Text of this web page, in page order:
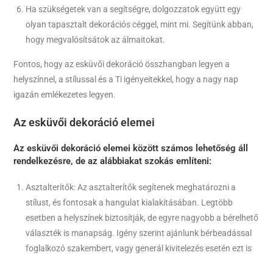
Ha szükségetek van a segítségre, dolgozzatok együtt egy
olyan tapasztalt dekorációs céggel, mint mi. Segítünk abban,
hogy megvalósítsátok az álmaitokat.
Fontos, hogy az esküvői dekoráció összhangban legyen a
helyszínnel, a stílussal és a Ti igényeitekkel, hogy a nagy nap
igazán emlékezetes legyen.
Az esküvői dekoráció elemei
Az esküvői dekoráció elemei között számos lehetőség áll
rendelkezésre, de az alábbiakat szokás említeni:
Asztalterítők: Az asztalterítők segítenek meghatározni a
stílust, és fontosak a hangulat kialakításában. Legtöbb
esetben a helyszínek biztosítják, de egyre nagyobb a bérelhető
választék is manapság. Igény szerint ajánlunk bérbeadással
foglalkozó szakembert, vagy generál kivitelezés esetén ezt is